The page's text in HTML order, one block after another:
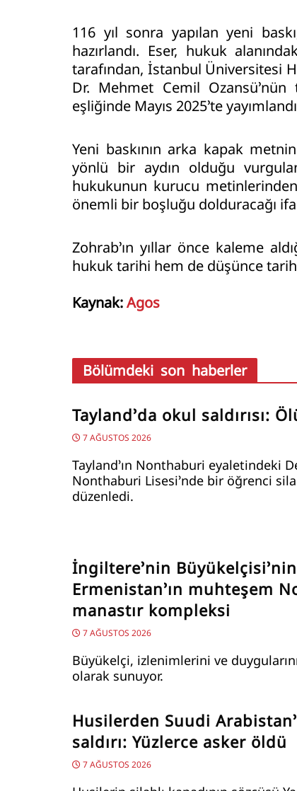
116 yıl sonra yapılan yeni
hazırlandı. Eser, hukuk
tarafından, İstanbul Üniversitesi
Dr. Mehmet Cemil Ozansü’nün
eşliğinde Mayıs 2025’te
Yeni baskının arka kapak
yönlü bir aydın olduğu
hukukunun kurucu
önemli bir boşluğu dolduracağı
Zohrab’ın yıllar önce kaleme
hukuk tarihi hem de düşünce
Kaynak:Agos
Bölümdeki son haberler
Tayland’da okul saldırısı:
7 AĞUSTOS 2026
Tayland’ın Nonthaburi eyaletindeki
Nonthaburi Lisesi’nde bir öğrenci
düzenledi.
İngiltere’nin
Ermenistan’ın muhteşem
manastır kompleksi
7 AĞUSTOS 2026
Büyükelçi, izlenimlerini ve
olarak sunuyor.
Husilerden Suudi
saldırı: Yüzlerce asker öldü
7 AĞUSTOS 2026